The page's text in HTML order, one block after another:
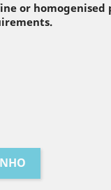
or homogenised